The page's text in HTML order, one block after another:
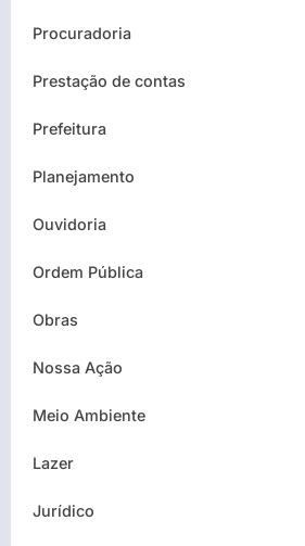
Procuradoria
Prestação de contas
Prefeitura
Planejamento
Ouvidoria
Ordem Pública
Obras
Nossa Ação
Meio Ambiente
Lazer
Jurídico